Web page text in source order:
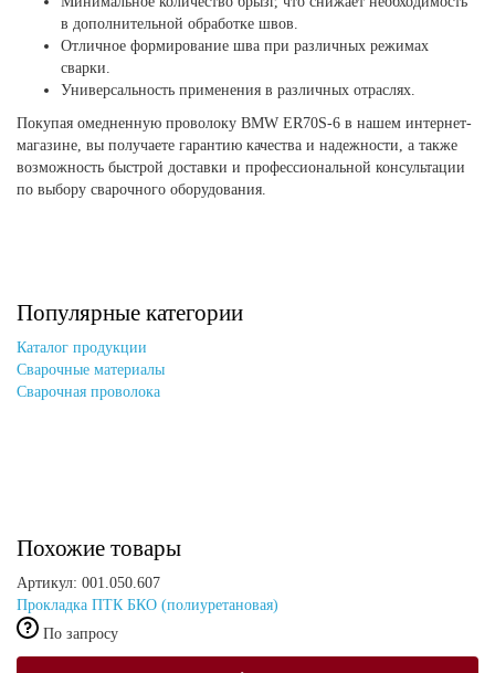
в дополнительной обработке швов.
Отличное формирование шва при различных режимах
сварки.
Универсальность применения в различных отраслях.
Покупая омедненную проволоку BMW ER70S-6 в нашем интернет-
магазине, вы получаете гарантию качества и надежности, а также
возможность быстрой доставки и профессиональной консультации
по выбору сварочного оборудования.
Популярные категории
Каталог продукции
Сварочные материалы
Сварочная проволока
Похожие товары
Артикул: 001.050.607
Прокладка ПТК БКО (полиуретановая)
По запросу